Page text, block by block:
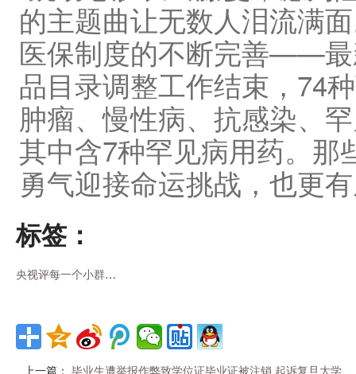
的主题曲让无数人泪流满
医保制度的不断完善——最
品目录调整工作结束，74
肿瘤、慢性病、抗感染、
其中含7种罕见病用药。那
勇气迎接命运挑战，也更
标签：
央视评每一个小群体都不该被放弃
上一篇： 毕业生遭举报作弊致学位证毕业证被注销 起诉复旦大学